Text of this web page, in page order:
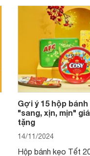
Gợi ý 15 hộp
"sang, xịn, mịn"
tặng
14/11/2024
Hộp bánh kẹo Tết